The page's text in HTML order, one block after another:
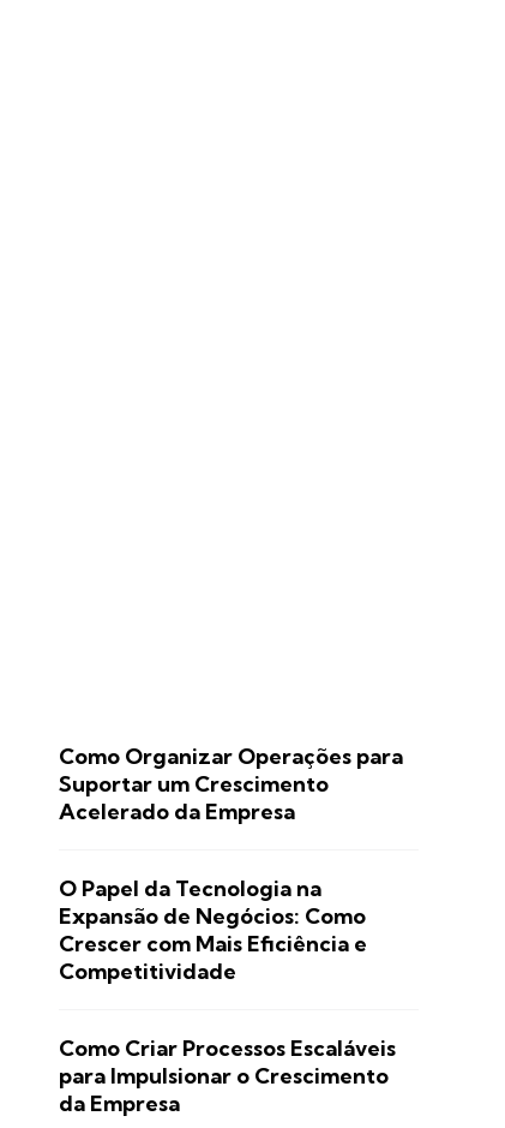
Como Organizar Operações para
Suportar um Crescimento
Acelerado da Empresa
O Papel da Tecnologia na
Expansão de Negócios: Como
Crescer com Mais Eficiência e
Competitividade
Como Criar Processos Escaláveis
para Impulsionar o Crescimento
da Empresa